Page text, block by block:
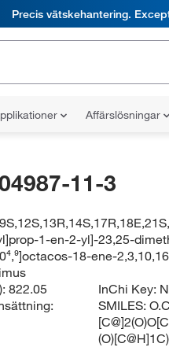
Precis vätskehantering.
Affärslösningar
11-3
1-en-2-yl]-23,25-
18-ene-
822.05
InChi Key:
SMILES: